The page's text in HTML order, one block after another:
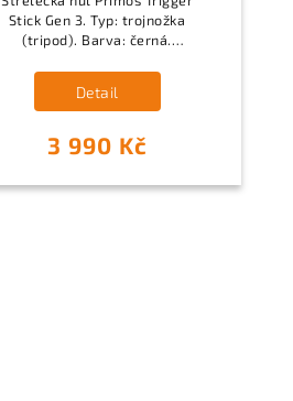
3 990 Kč
Detail
Stick Gen 3. Typ: trojnožka
(tripod). Barva: černá.
otočná hlavice. Materiál:
polymer, slitina hliníku.